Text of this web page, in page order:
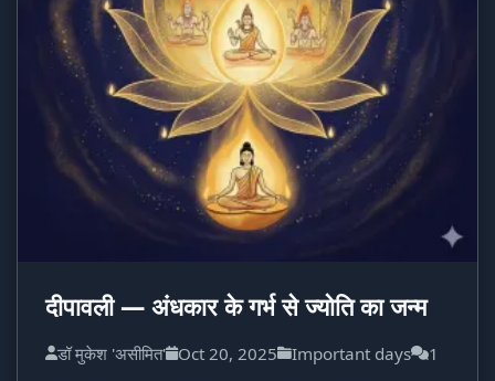
दीपावली — अंधकार के गर्भ से ज्योति का जन्म
डॉ मुकेश 'असीमित' Oct 20, 2025 Important days 1